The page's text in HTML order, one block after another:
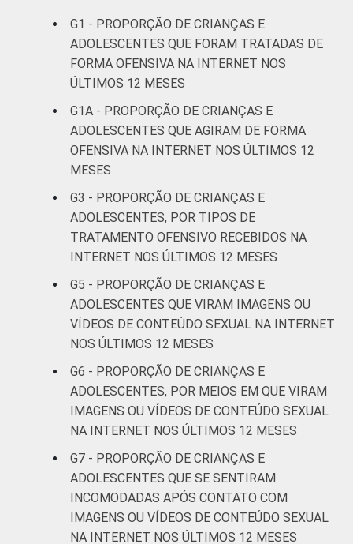
Fundamental
II
10
mais
FAIXA ETÁRIA
DA CRIANÇA
OU DO
ADOLESCENTE
De 11 a 12
De 13 a 14
anos
anos
RENDA
FAMILIAR
Até 1 SM 7
Mais de 1
SM até 2 SM
Mais de 2
9
Mais de 3
SM
13
G1 - PROPORÇÃO DE CRIANÇAS E
ADOLESCENTES QUE FORAM TRATADAS DE
FORMA OFENSIVA NA INTERNET NOS
ÚLTIMOS 12 MESES
G1A - PROPORÇÃO DE CRIANÇAS E
ADOLESCENTES QUE AGIRAM DE FORMA
OFENSIVA NA INTERNET NOS ÚLTIMOS 12
MESES
G3 - PROPORÇÃO DE CRIANÇAS E
ADOLESCENTES, POR TIPOS DE
TRATAMENTO OFENSIVO RECEBIDOS NA
INTERNET NOS ÚLTIMOS 12 MESES
G5 - PROPORÇÃO DE CRIANÇAS E
ADOLESCENTES QUE VIRAM IMAGENS OU
VÍDEOS DE CONTEÚDO SEXUAL NA INTERNET
NOS ÚLTIMOS 12 MESES
G6 - PROPORÇÃO DE CRIANÇAS E
ADOLESCENTES, POR MEIOS EM QUE VIRAM
IMAGENS OU VÍDEOS DE CONTEÚDO SEXUAL
NA INTERNET NOS ÚLTIMOS 12 MESES
G7 - PROPORÇÃO DE CRIANÇAS E
ADOLESCENTES QUE SE SENTIRAM
INCOMODADAS APÓS CONTATO COM
IMAGENS OU VÍDEOS DE CONTEÚDO SEXUAL
NA INTERNET NOS ÚLTIMOS 12 MESES